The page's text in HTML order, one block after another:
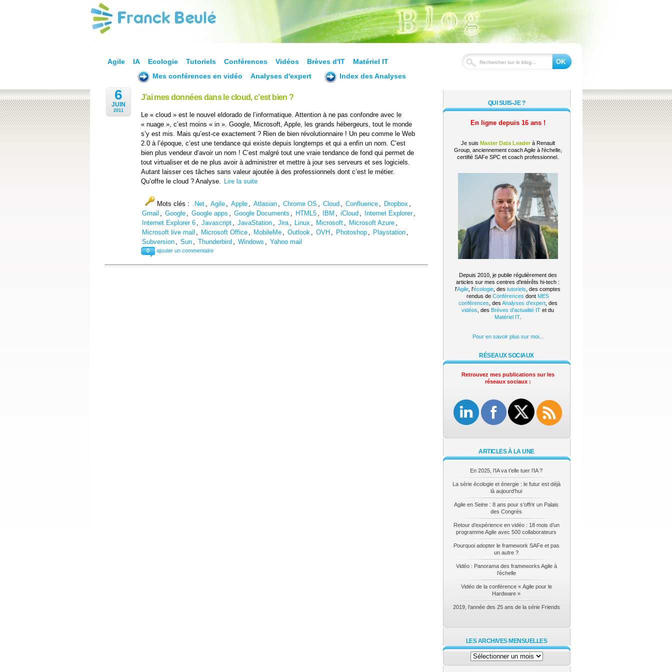
Agile IA Ecologie Tutoriels Conférences Vidéos Brèves d'IT
Matériel IT
Mes conférences en vidéo
Analyses d'expert Index des Analyses
OK
6
JUIN
2011
J’ai mes données dans le cloud, c’est bien ?
Le « cloud » est le nouvel eldorado de l’informatique. Attention à ne pas confondre avec le
« nuage », c’est moins « in ». Google, Microsoft, Apple, les grands hébergeurs, tout le monde
s’y est mis. Mais qu’est-ce exactement ? Rien de bien révolutionnaire ! Un peu comme le Web
2.0 à l’époque, c’est une tendance qui existe depuis longtemps et qui a enfin un nom. C’est
bien plus vendeur d’avoir un nom ! C’est malgré tout une vraie tendance de fond qui permet de
tout virtualiser et de ne plus avoir à administrer et mettre à jour ses serveurs et ses logiciels.
Autant laisser ces tâches sans valeur ajoutée à des professionnels dont c’est le métier.
Qu’offre le cloud ? Analyse. Lire la suite
Mots clés : .Net , Agile , Apple , Atlasian , Chrome OS , Cloud , Confluence , Dropbox ,
Gmail , Google , Google apps , Google Documents , HTML5 , IBM , iCloud , Internet Explorer ,
Internet Explorer 6 , Javascript , JavaStation , Jira , Linux , Microsoft , Microsoft Azure ,
Microsoft live mail , Microsoft Office , MobileMe , Outlook , OVH , Photoshop , Playstation ,
Subversion , Sun , Thunderbird , Windows , Yahoo mail
0 ajouter un commentaire
QUI SUIS-JE ?
En ligne depuis 16 ans !
Je suis Master Data Leaderà Renault
Group, anciennement coach Agile à l'échelle,
certifié SAFe SPC et coach professionnel.
Depuis 2010, je publie régulièrement des
articles sur mes centres d'intérêts hi-tech :
l'Agile , l'écologie , des tutoriels , des comptes
rendus de Conférences dont MES
conférences , des Analyses d'expert, des
vidéos , des Brèves d'actualité IT et du
Matériel IT.
Pour en savoir plus sur moi...
RÉSEAUX SOCIAUX
Retrouvez mes publications sur les
réseaux sociaux :
ARTICLES À LA UNE
En 2025, l’IA va t’elle tuer l’IA ?
La série écologie et énergie : le futur est déjà
là aujourd’hui
Agile en Seine : 8 ans pour s’offrir un Palais
des Congrès
Retour d’expérience en vidéo : 18 mois d’un
programme Agile avec 500 collaborateurs
Pourquoi adopter le framework SAFe et pas
un autre ?
Vidéo : Panorama des frameworks Agile à
l’échelle
Vidéo de la conférence « Agile pour le
Hardware »
2019, l’année des 25 ans de la série Friends
LES ARCHIVES MENSUELLES
Les
archives